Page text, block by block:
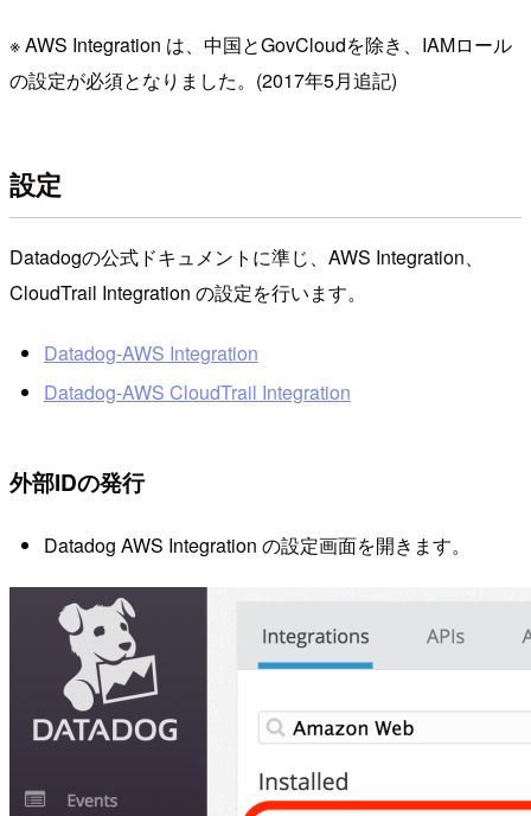
※ AWS Integration は、中国とGovCloudを除き、IAMロール
の設定が必須となりました。(2017年5月追記)
設定
Datadogの公式ドキュメントに準じ、AWS Integration、
CloudTrail Integration の設定を行います。
Datadog-AWS Integration
Datadog-AWS CloudTrail Integration
外部IDの発行
Datadog AWS Integration の設定画面を開きます。